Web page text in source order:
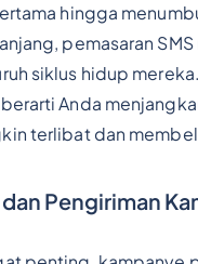
hingga
pemasaran
siklus hidup
Anda
terlibat dan
Pengiriman